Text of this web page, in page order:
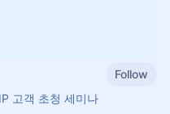
Follow
고객 초청 세미나